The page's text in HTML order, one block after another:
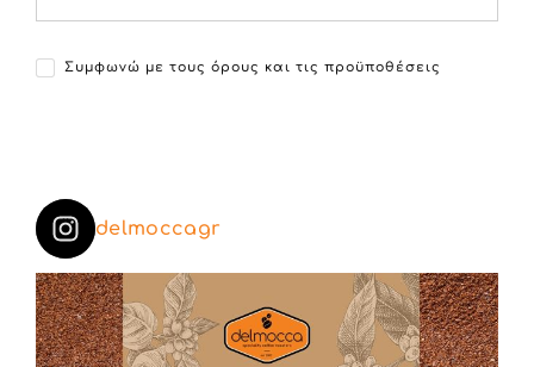
Συμφωνώ με τους όρους και τις προϋποθέσεις
delmoccagr